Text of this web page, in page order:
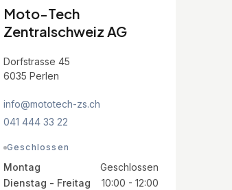
Moto-Tech
Zentralschweiz AG
Dorfstrasse 45
6035 Perlen
info@mototech-zs.ch
041 444 33 22
Geschlossen
Montag
Geschlossen
Dienstag - Freitag
10:00 - 12:00